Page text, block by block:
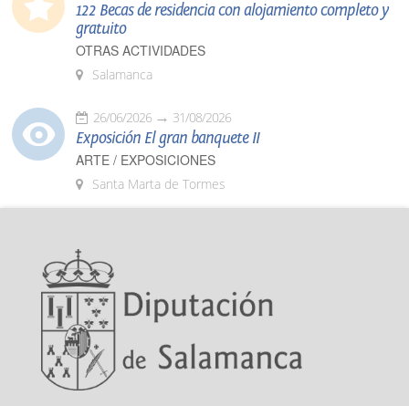
122 Becas de residencia con alojamiento completo y
gratuito
OTRAS ACTIVIDADES
Salamanca
26/06/2026 31/08/2026
Exposición El gran banquete II
ARTE / EXPOSICIONES
Santa Marta de Tormes